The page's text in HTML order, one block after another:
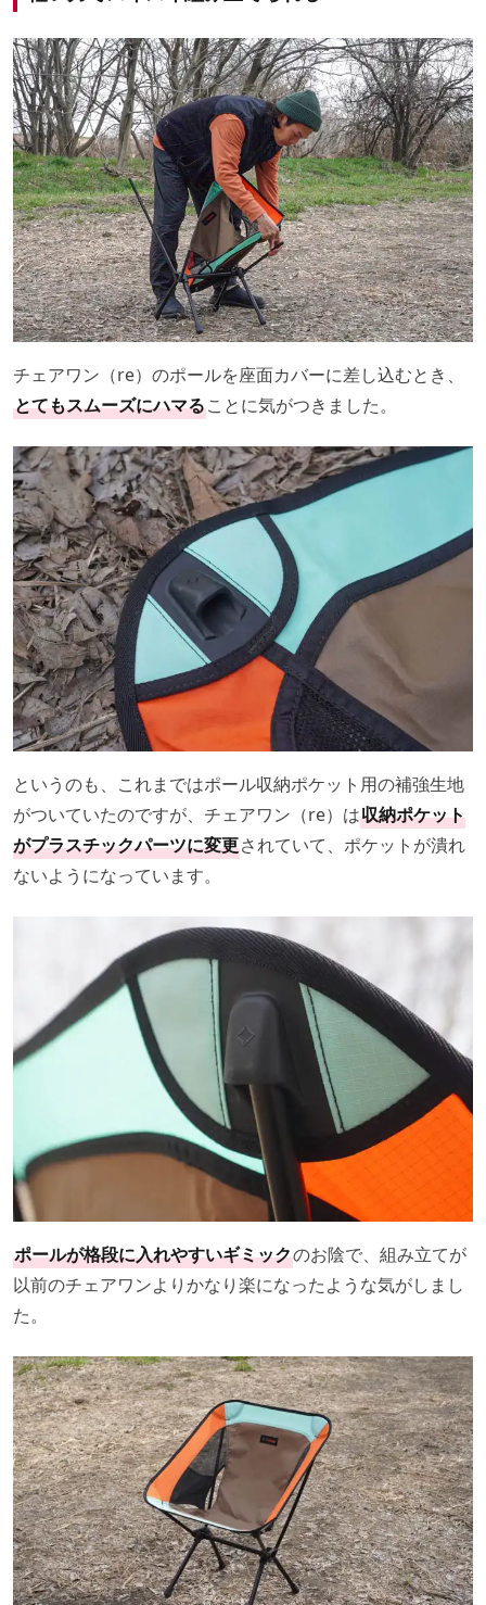
チェアワン（re）のポールを座面カバーに差し込むとき、
とてもスムーズにハマることに気がつきました。
というのも、これまではポール収納ポケット用の補強生地
がついていたのですが、チェアワン（re）は収納ポケット
がプラスチックパーツに変更されていて、ポケットが潰れ
ないようになっています。
ポールが格段に入れやすいギミックのお陰で、組み立てが
以前のチェアワンよりかなり楽になったような気がしまし
た。